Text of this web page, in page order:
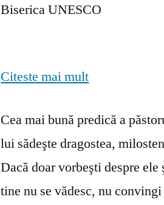
Biserica UNESCO
Citeste mai mult
Cea mai bună predică a
lui sădeşte dragostea,
Dacă doar vorbeşti despre
tine nu se vă­desc, nu